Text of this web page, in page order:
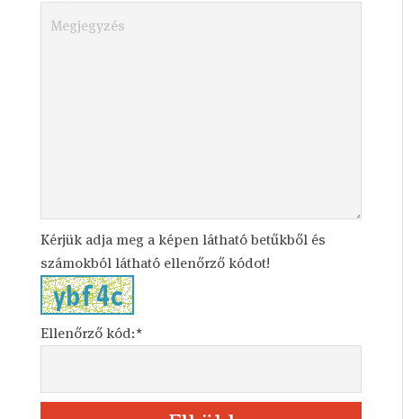
Kérjük adja meg a képen látható betűkből és
számokból látható ellenőrző kódot!
Ellenőrző kód:*